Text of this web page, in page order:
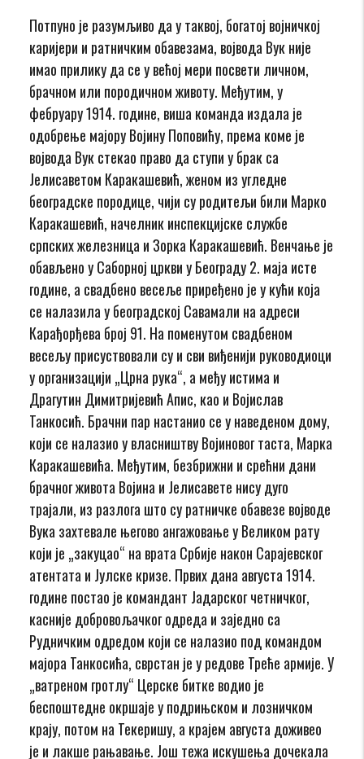
Потпуно је разумљиво да у таквој, богатој војничкој
каријери и ратничким обавезама, војвода Вук није
имао прилику да се у већој мери посвети личном,
брачном или породичном животу. Међутим, у
фебруару 1914. године, виша команда издала је
одобрење мајору Војину Поповићу, према коме је
војвода Вук стекао право да ступи у брак са
Јелисаветом Каракашевић, женом из угледне
београдске породице, чији су родитељи били Марко
Каракашевић, начелник инспекцијске службе
српских железница и Зорка Каракашевић. Венчање је
обављено у Саборној цркви у Београду 2. маја исте
године, а свадбено весеље приређено је у кући која
се налазила у београдској Савамали на адреси
Карађорђева број 91. На поменутом свадбеном
весељу присуствовали су и сви виђенији руководиоци
у организацији „Црна рука“, а међу истима и
Драгутин Димитријевић Апис, као и Војислав
Танкосић. Брачни пар настанио се у наведеном дому,
који се налазио у власништву Војиновог таста, Марка
Каракашевића. Међутим, безбрижни и срећни дани
брачног живота Војина и Јелисавете нису дуго
трајали, из разлога што су ратничке обавезе војводе
Вука захтевале његово ангажовање у Великом рату
који је „закуцао“ на врата Србије након Сарајевског
атентата и Јулске кризе. Првих дана августа 1914.
године постао је командант Јадарског четничког,
касније добровољачког одреда и заједно са
Рудничким одредом који се налазио под командом
мајора Танкосића, сврстан је у редове Треће армије. У
„ватреном гротлу“ Церске битке водио је
беспоштедне окршаје у подрињском и лозничком
крају, потом на Текеришу, а крајем августа доживео
је и лакше рањавање. Још тежа искушења дочекала